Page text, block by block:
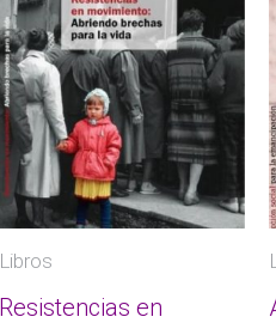
Libros
Resistencias en